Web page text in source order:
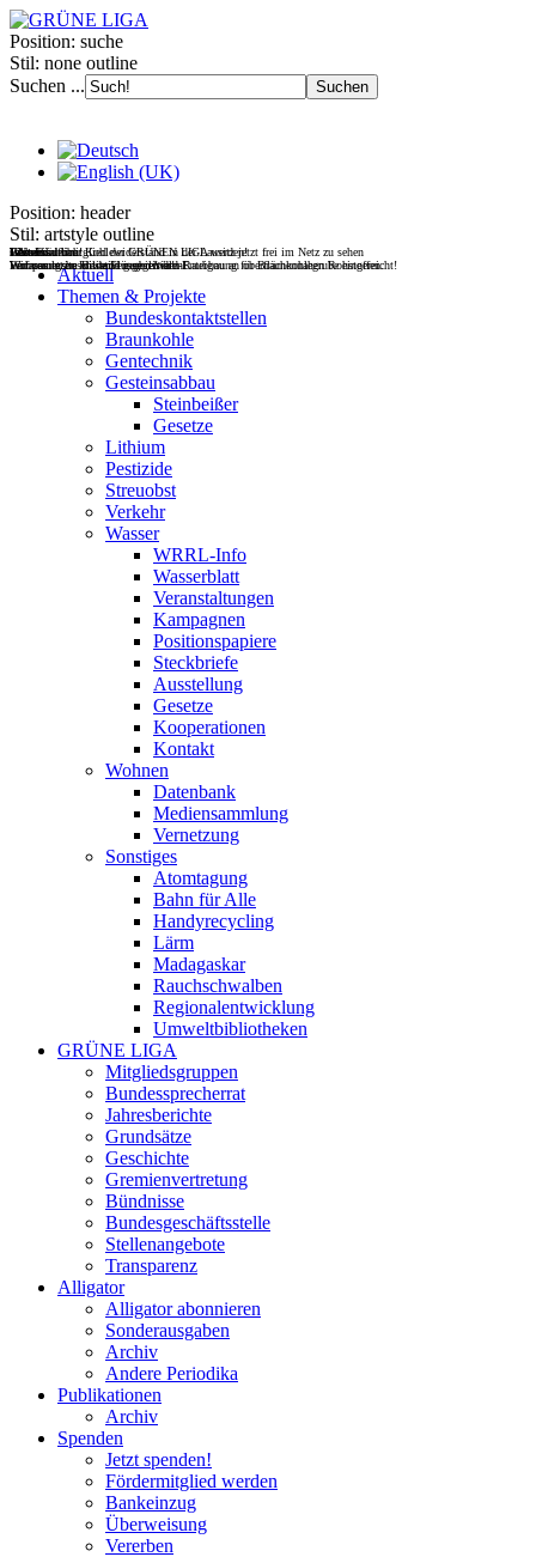
Position: suche
Stil: none outline
Suchen ...
Position: header
Stil: artstyle outline
Filmdoku über Kohlewiderstand in der Lausitz jetzt frei im Netz zu sehen
Gesteinsabbau
Wir vernetzen Initiativen gegen den Raubbau an oberflächennahen Rohstoffen.
Wasser
Europas letzte wilde Flüsse retten!
Wohnen
Wohnraum im Bestand mobilisieren!
UNverkäuflich!
Verfassungsbeschwerde gegen Wald-Enteignung für Braunkohlegrube eingereicht!
Jetzt Fördermitglied der GRÜNEN LIGA werden!
Aktuell
Themen & Projekte
Bundeskontaktstellen
Braunkohle
Gentechnik
Gesteinsabbau
Steinbeißer
Gesetze
Lithium
Pestizide
Streuobst
Verkehr
Wasser
WRRL-Info
Wasserblatt
Veranstaltungen
Kampagnen
Positionspapiere
Steckbriefe
Ausstellung
Gesetze
Kooperationen
Kontakt
Wohnen
Datenbank
Mediensammlung
Vernetzung
Sonstiges
Atomtagung
Bahn für Alle
Handyrecycling
Lärm
Madagaskar
Rauchschwalben
Regionalentwicklung
Umweltbibliotheken
GRÜNE LIGA
Mitgliedsgruppen
Bundessprecherrat
Jahresberichte
Grundsätze
Geschichte
Gremienvertretung
Bündnisse
Bundesgeschäftsstelle
Stellenangebote
Transparenz
Alligator
Alligator abonnieren
Sonderausgaben
Archiv
Andere Periodika
Publikationen
Archiv
Spenden
Jetzt spenden!
Fördermitglied werden
Bankeinzug
Überweisung
Vererben